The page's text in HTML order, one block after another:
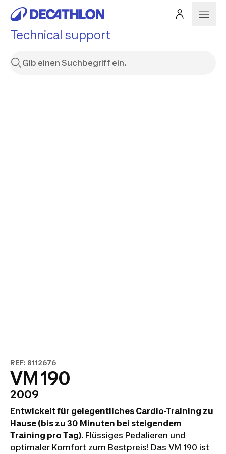
Technical support
REF: 8112676
VM 190
2009
Entwickelt für gelegentliches Cardio-Training zu
Hause (bis zu 30 Minuten bei steigendem
Training pro Tag). Flüssiges Pedalieren und
optimaler Komfort zum Bestpreis! Das VM 190 ist